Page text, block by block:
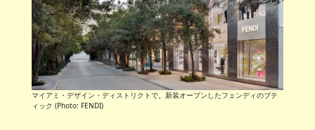
マイアミ・デザイン・ディストリクトで。新装オープンしたフェンディのブテ
ィック (Photo: FENDI)